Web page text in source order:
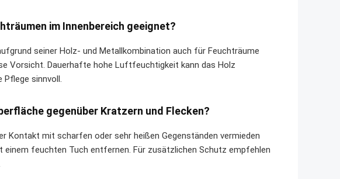
im Innenbereich geeignet?
seiner Holz- und Metallkombination auch für Feuchträume
Vorsicht. Dauerhafte hohe Luftfeuchtigkeit kann das Holz
Pflege sinnvoll.
gegenüber Kratzern und Flecken?
Kontakt mit scharfen oder sehr heißen Gegenständen vermieden
einem feuchten Tuch entfernen. Für zusätzlichen Schutz empfehlen